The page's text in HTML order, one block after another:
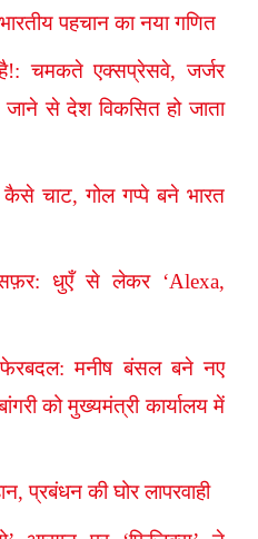
पहचान का नया गणित
चमकते एक्सप्रेसवे, जर्जर
से देश विकसित हो जाता
कैसे चाट, गोल गप्पे बने भारत
सफ़र: धुएँ से लेकर ‘Alexa,
मनीष बंसल बने नए
को मुख्यमंत्री कार्यालय में
प्रबंधन की घोर लापरवाही